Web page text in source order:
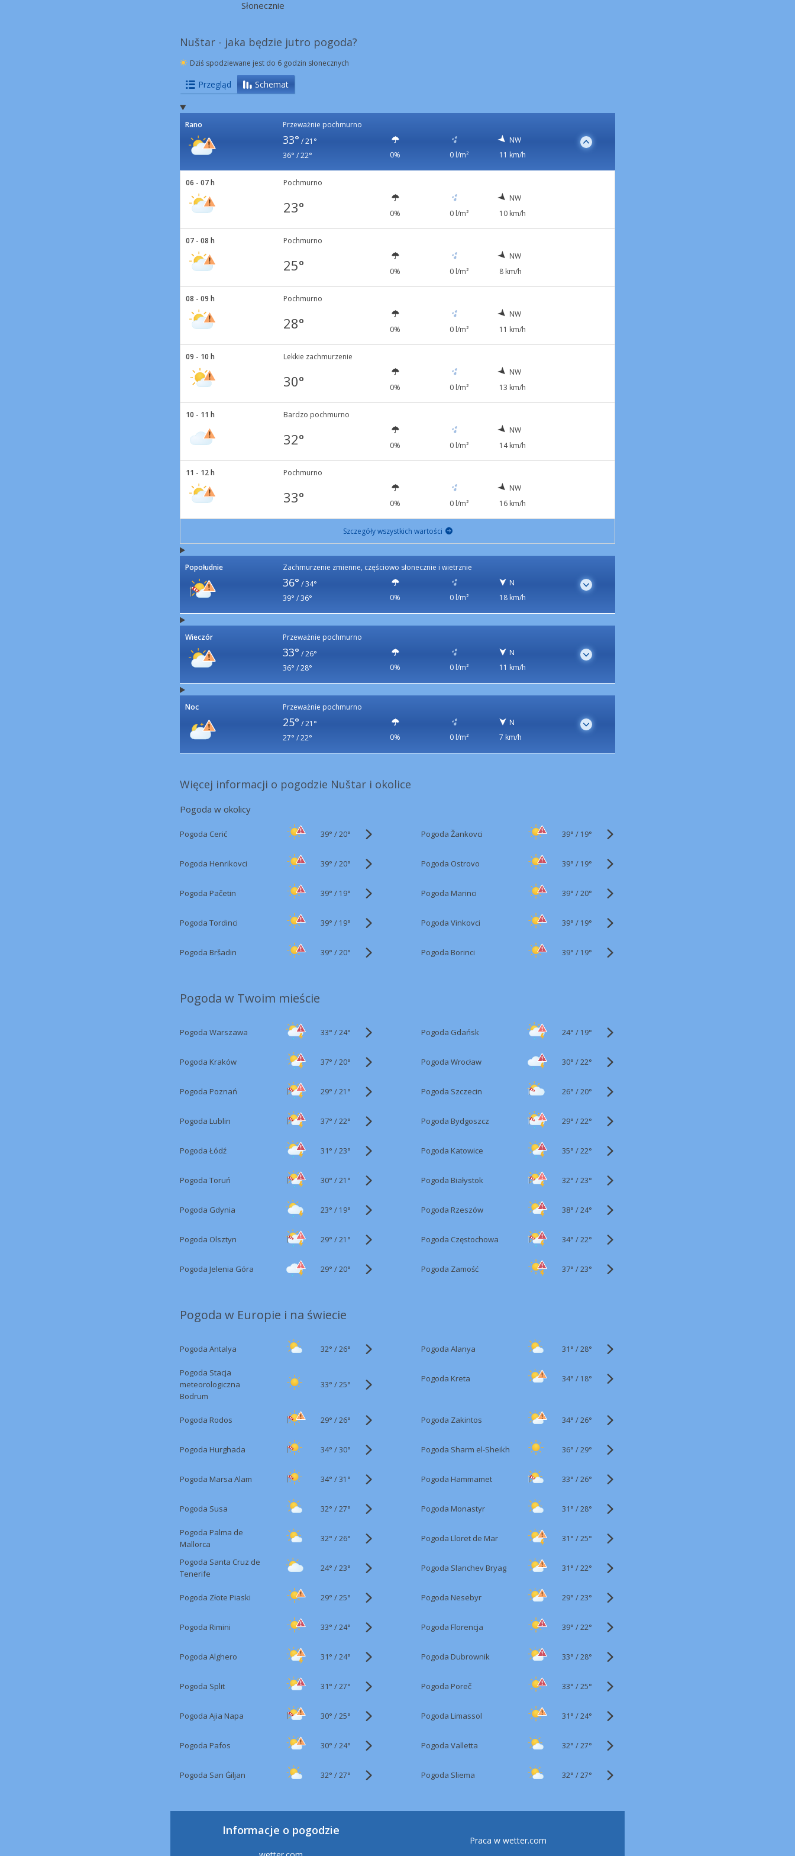
Słonecznie
Nuštar - jaka będzie jutro pogoda?
Dziś spodziewane jest do 6 godzin słonecznych
Przegląd Schemat
Rano Przeważnie pochmurno
33° /21°
36° / 22°
0% 0 l/m²
NW
11 km/h
06 - 07 h Pochmurno
23° 0% 0 l/m²
NW
10 km/h
07 - 08 h Pochmurno
25° 0% 0 l/m²
NW
8 km/h
08 - 09 h Pochmurno
28° 0% 0 l/m²
NW
11 km/h
09 - 10 h Lekkie zachmurzenie
30° 0% 0 l/m²
NW
13 km/h
10 - 11 h Bardzo pochmurno
32° 0% 0 l/m²
NW
14 km/h
11 - 12 h Pochmurno
33° 0% 0 l/m²
NW
16 km/h
Szczegóły wszystkich wartości
Popołudnie Zachmurzenie zmienne, częściowo słonecznie i wietrznie
36° /34°
39° / 36°
0% 0 l/m²
N
18 km/h
Wieczór Przeważnie pochmurno
33° /26°
36° / 28°
0% 0 l/m²
N
11 km/h
Noc Przeważnie pochmurno
25° /21°
27° / 22°
0% 0 l/m²
N
7 km/h
Więcej informacji o pogodzie Nuštar i okolice
Pogoda w okolicy
Pogoda Cerić 39° /20° Pogoda Žankovci 39° / 19°
Pogoda Henrikovci 39° /20° Pogoda Ostrovo 39° / 19°
Pogoda Pačetin 39° / 19° Pogoda Marinci 39° /20°
Pogoda Tordinci 39° / 19° Pogoda Vinkovci 39° / 19°
Pogoda Bršadin 39° /20° Pogoda Borinci 39° / 19°
Pogoda w Twoim mieście
Pogoda Warszawa 33° /24° Pogoda Gdańsk 24° / 19°
Pogoda Kraków 37° /20° Pogoda Wrocław 30° /22°
Pogoda Poznań 29° /21° Pogoda Szczecin 26° /20°
Pogoda Lublin 37° /22° Pogoda Bydgoszcz 29° /22°
Pogoda Łódź 31° /23° Pogoda Katowice 35° /22°
Pogoda Toruń 30° /21° Pogoda Białystok 32° /23°
Pogoda Gdynia 23° / 19° Pogoda Rzeszów 38° /24°
Pogoda Olsztyn 29° /21° Pogoda Częstochowa 34° /22°
Pogoda Jelenia Góra 29° /20° Pogoda Zamość 37° /23°
Pogoda w Europie i na świecie
Pogoda Antalya 32° /26° Pogoda Alanya 31° /28°
Pogoda Stacja
meteorologiczna
Bodrum
33° /25°
Pogoda Kreta 34° / 18°
Pogoda Rodos 29° /26° Pogoda Zakintos 34° /26°
Pogoda Hurghada 34° /30° Pogoda Sharm el-Sheikh 36° /29°
Pogoda Marsa Alam 34° /31° Pogoda Hammamet 33° /26°
Pogoda Susa 32° /27° Pogoda Monastyr 31° /28°
Pogoda Palma de
Mallorca
32° /26° Pogoda Lloret de Mar 31° /25°
Pogoda Santa Cruz de
Tenerife
24° /23° Pogoda Slanchev Bryag 31° /22°
Pogoda Złote Piaski 29° /25° Pogoda Nesebyr 29° /23°
Pogoda Rimini 33° /24° Pogoda Florencja 39° /22°
Pogoda Alghero 31° /24° Pogoda Dubrownik 33° /28°
Pogoda Split 31° /27° Pogoda Poreč 33° /25°
Pogoda Ajia Napa 30° /25° Pogoda Limassol 31° /24°
Pogoda Pafos 30° /24° Pogoda Valletta 32° /27°
Pogoda San Ġiljan 32° /27° Pogoda Sliema 32° /27°
Informacje o pogodzie
Praca w wetter.com